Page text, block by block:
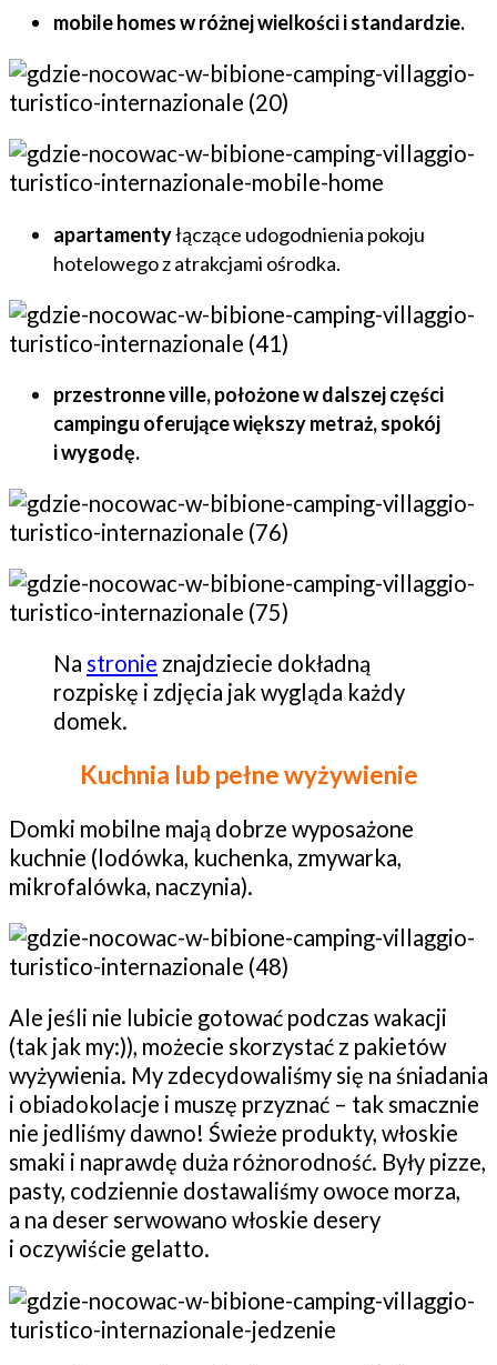
mobile homes w różnej wielkości i standardzie.
apartamentyłączące udogodnienia pokoju
hotelowego z atrakcjami ośrodka.
przestronne ville, położone w dalszej części
campingu oferujące większy metraż, spokój
i wygodę.
Na stronie znajdziecie dokładną
rozpiskę i zdjęcia jak wygląda każdy
domek.
Kuchnia lub pełne wyżywienie
Domki mobilne mają dobrze wyposażone
kuchnie (lodówka, kuchenka, zmywarka,
mikrofalówka, naczynia).
Ale jeśli nie lubicie gotować podczas wakacji
(tak jak my:)), możecie skorzystać z pakietów
wyżywienia. My zdecydowaliśmy się na śniadania
i obiadokolacje i muszę przyznać – tak smacznie
nie jedliśmy dawno! Świeże produkty, włoskie
smaki i naprawdę duża różnorodność. Były pizze,
pasty, codziennie dostawaliśmy owoce morza,
a na deser serwowano włoskie desery
i oczywiście gelatto.